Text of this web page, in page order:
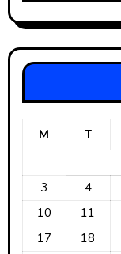
M T
3
4
10
11
17
18